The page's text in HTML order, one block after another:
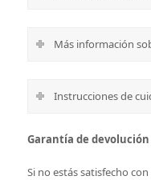
Más información
Instrucciones de
Garantía de devolución
Si no estás satisfecho